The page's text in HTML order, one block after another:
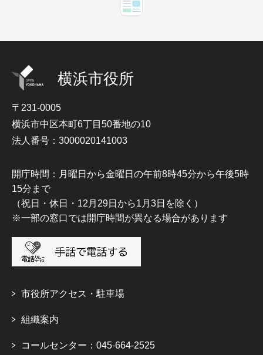
横浜市役所
〒231-0005
横浜市中区本町6丁目50番地の10
法人番号：3000020141003
開庁時間：月曜日から金曜日の午前8時45分から午後5時
15分まで
（祝日・休日・12月29日から1月3日を除く）
※一部の窓口では開庁時間が異なる場合があります
市役所アクセス・駐車場
組織案内
コールセンター：045-664-2525